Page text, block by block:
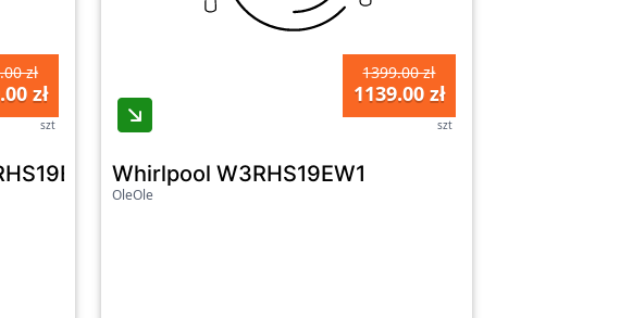
zł
zł
szt
1399.00 zł
1139.00 zł
szt
Whirlpool W3RHS19EW1
OleOle